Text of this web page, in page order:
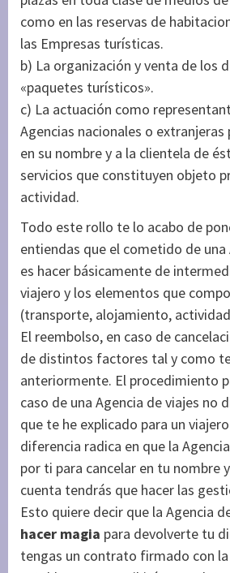
como en las reservas de
las Empresas turísticas.
b) La organización y venta de los
«paquetes turísticos».
c) La actuación como
Agencias nacionales o
en su nombre y a la clientela de
servicios que constituyen objeto
actividad.
Todo este rollo te lo acabo de
entiendas que el cometido de una
es hacer básicamente de
viajero y los elementos que
(transporte, alojamiento,
El reembolso, en caso de
de distintos factores tal y como
anteriormente. El procedimiento
caso de una Agencia de viajes no
que te he explicado para un
diferencia radica en que la
por ti para cancelar en tu nombre
cuenta tendrás que hacer las
Esto quiere decir que la Agencia
hacer magia para devolverte tu
tengas un contrato firmado con